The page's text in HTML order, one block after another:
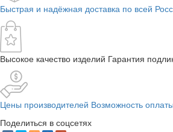
Быстрая и надёжная доставка по всей
Высокое качество изделий Гарантия
Цены производителей Возможность
Поделиться в соцсетях